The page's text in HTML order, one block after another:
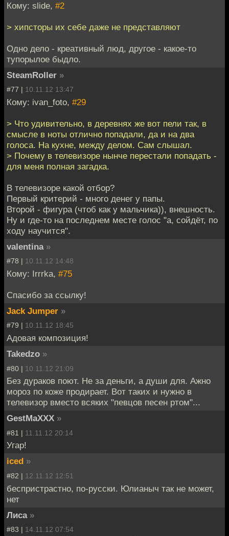
Кому: slide, #2
> хипсторы их себе даже не представляют
Одно дело - креативный люд, другое - какое-то
тупорылое быдло.
SteamRoller »
#77 | 10.11.12 13:47
Кому: ivan_foto, #29
> Что удивительно, в деревнях же вот пели так, в
смысле в ноты отлично попадали, да и на два
голоса. На кухне, между делом. Сам слышал.
> Почему в телевизоре нынче перестали попадать -
для меня полная загадка.
В телевизоре какой отбор?
Первый критерий - много денег у папы.
Второй - фигура (чтоб как у мальчика)), внешность.
Ну и где-то на последнем месте голос "а, сойдёт, по
ходу научится".
valentina »
#78 | 10.11.12 14:48
Кому: Irrrka, #75
Спасибо за ссылку!
Jack Jumper »
#79 | 10.11.12 18:45
Адовая композиция!
Takedzo »
#80 | 10.11.12 21:09
Без дураков поют. Не за деньги, а души для. Ажно
мороз по коже продирает. Вот таких и нужно в
телевизор вместо всяких "певцов песен ртом"...
GestMaXXX »
#81 | 11.11.12 20:14
Угар!
iced »
#82 | 12.11.12 12:51
беспристрастно, по-русски. Юлианыч так не может,
нет
Лиса »
#83 | 14.11.12 07:54